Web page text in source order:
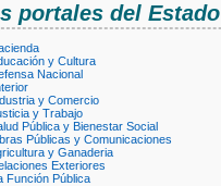
portales del Estado
y Cultura
Nacional
y Comercio
y Trabajo
Pública y Bienestar Social
Públicas y Comunicaciones
y Ganaderia
Exteriores
Función Pública